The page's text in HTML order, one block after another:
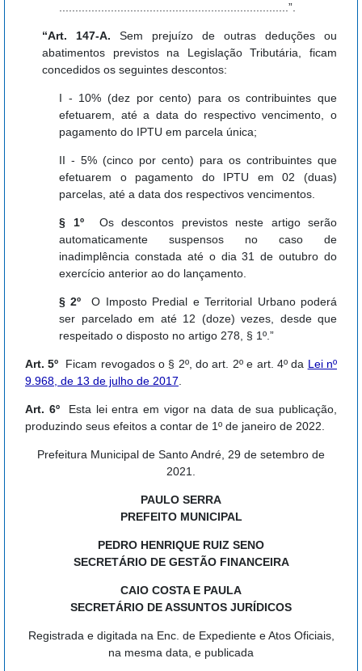
.......................................................................”.
“Art. 147-A. Sem prejuízo de outras deduções ou
abatimentos previstos na Legislação Tributária, ficam
concedidos os seguintes descontos:
I - 10% (dez por cento) para os contribuintes que
efetuarem, até a data do respectivo vencimento, o
pagamento do IPTU em parcela única;
II - 5% (cinco por cento) para os contribuintes que
efetuarem o pagamento do IPTU em 02 (duas)
parcelas, até a data dos respectivos vencimentos.
§ 1ºOs descontos previstos neste artigo serão
automaticamente suspensos no caso de
inadimplência constada até o dia 31 de outubro do
exercício anterior ao do lançamento.
§ 2º O Imposto Predial e Territorial Urbano poderá
ser parcelado em até 12 (doze) vezes, desde que
respeitado o disposto no artigo 278, § 1º.”
Art. 5º Ficam revogados o § 2º, do art. 2º e art. 4º da Lei nº
9.968, de 13 de julho de 2017
Art. 6º Esta lei entra em vigor na data de sua publicação,
produzindo seus efeitos a contar de 1º de janeiro de 2022.
Prefeitura Municipal de Santo André, 29 de setembro de
2021.
PAULO SERRA
PREFEITO MUNICIPAL
PEDRO HENRIQUE RUIZ SENO
SECRETÁRIO DE GESTÃO FINANCEIRA
CAIO COSTA E PAULA
SECRETÁRIO DE ASSUNTOS JURÍDICOS
Registrada e digitada na Enc. de Expediente e Atos Oficiais,
na mesma data, e publicada